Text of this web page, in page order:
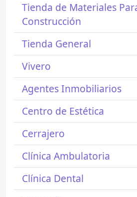
Tienda de Materiales
Construcción
Tienda General
Vivero
Agentes Inmobiliarios
Centro de Estética
Cerrajero
Clínica Ambulatoria
Clínica Dental